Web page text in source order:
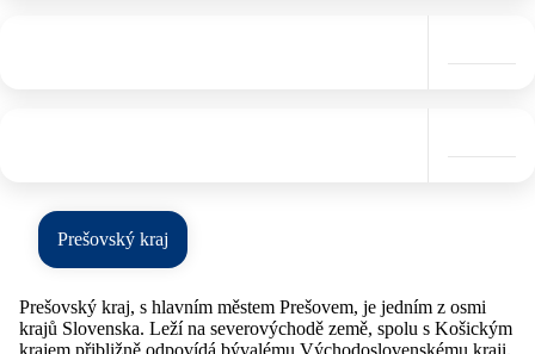
Prešovský kraj
Prešovský kraj, s hlavním městem Prešovem, je jedním z osmi
krajů Slovenska. Leží na severovýchodě země, spolu s Košickým